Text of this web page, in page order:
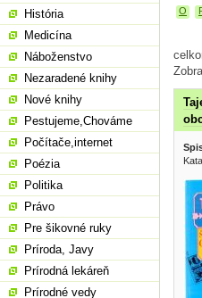
O
História
Medicína
Náboženstvo
Nezaradené knihy
Nové knihy
Pestujeme,Chováme
Počítače,internet
Poézia
Politika
Právo
Pre šikovné ruky
Príroda, Javy
Prírodná lekáreň
Prírodné vedy